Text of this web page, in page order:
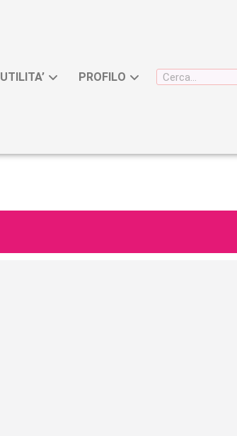
UTILITA’ PROFILO